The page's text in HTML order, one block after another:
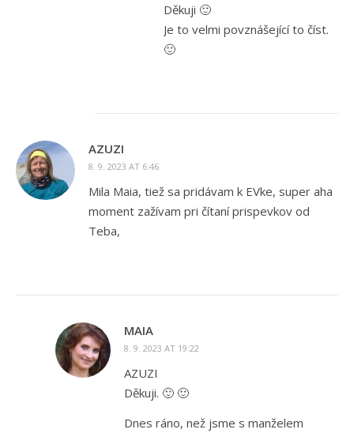
Děkuji 🙂
Je to velmi povznášející to číst.
🙂
AZUZI
8. 9. 2023 AT 6:46
Mila Maia, tiež sa pridávam k EVke, super aha
moment zažívam pri čítaní prispevkov od
Teba,
MAIA
8. 9. 2023 AT 19:22
AZUZI
Děkuji. 🙂 🙂
Dnes ráno, než jsme s manželem